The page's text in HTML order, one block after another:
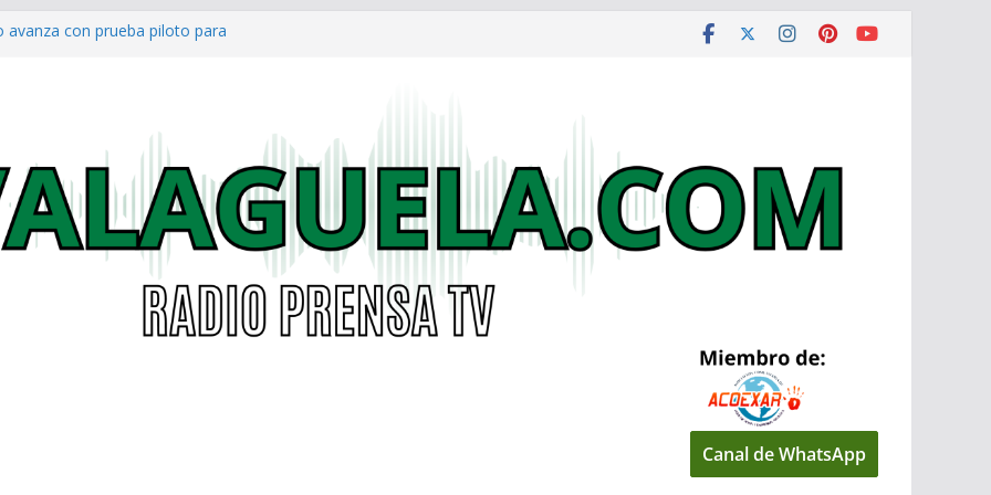
con prueba piloto para
eléctricas: alcaldías podrán
garantizar acceso digno a
ya cuenta con parques infantiles
Canal de WhatsApp